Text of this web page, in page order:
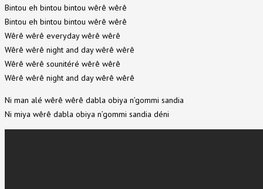
Bintou eh bintou bintou wêrê wêrê
Bintou eh bintou bintou wêrê wêrê
Wêrê wêrê everyday wêrê wêrê
Wêrê wêrê night and day wêrê wêrê
Wêrê wêrê sounitéré wêrê wêrê
Wêrê wêrê night and day wêrê wêrê
Ni man alé wêrê wêrê dabla obiya n’gommi sandia
Ni miya wêrê dabla obiya n’gommi sandia déni